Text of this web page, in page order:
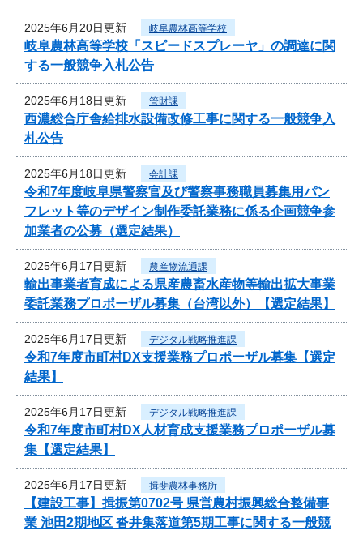
2025年6月20日更新 岐阜農林高等学校
岐阜農林高等学校「スピードスプレーヤ」の調達に関
する一般競争入札公告
2025年6月18日更新 管財課
西濃総合庁舎給排水設備改修工事に関する一般競争入
札公告
2025年6月18日更新 会計課
令和7年度岐阜県警察官及び警察事務職員募集用パン
フレット等のデザイン制作委託業務に係る企画競争参
加業者の公募（選定結果）
2025年6月17日更新 農産物流通課
輸出事業者育成による県産農畜水産物等輸出拡大事業
委託業務プロポーザル募集（台湾以外）【選定結果】
2025年6月17日更新 デジタル戦略推進課
令和7年度市町村DX支援業務プロポーザル募集【選定
結果】
2025年6月17日更新 デジタル戦略推進課
令和7年度市町村DX人材育成支援業務プロポーザル募
集【選定結果】
2025年6月17日更新 揖斐農林事務所
【建設工事】揖振第0702号 県営農村振興総合整備事
業 池田2期地区 沓井集落道第5期工事に関する一般競